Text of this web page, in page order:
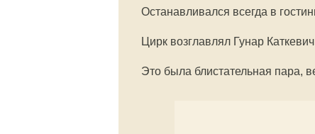
Останавливался всегда в
Цирк возглавлял Гунар
Это была блистательная пара,